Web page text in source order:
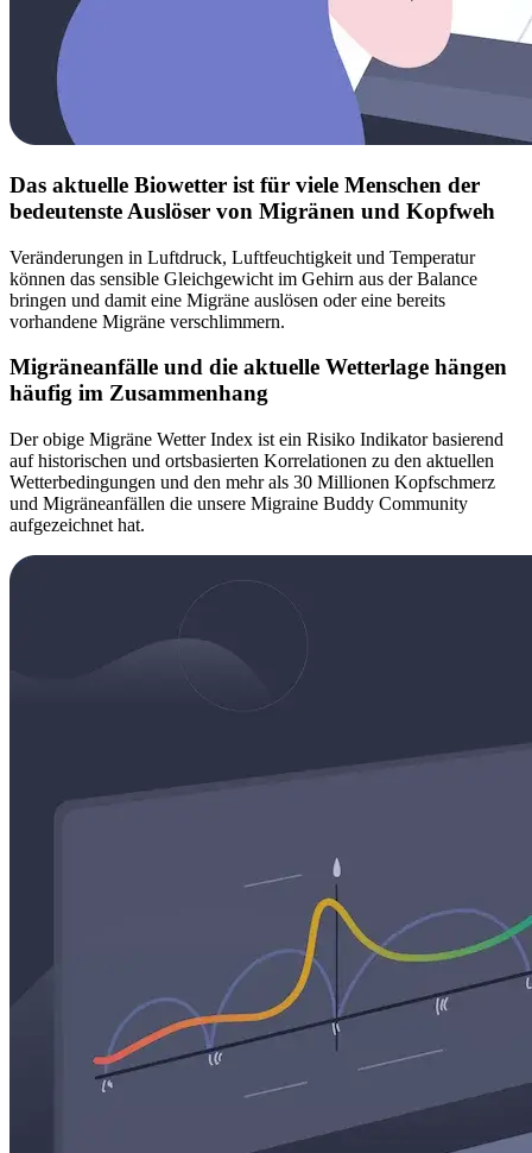
Das aktuelle Biowetter ist für viele Menschen der
bedeutenste Auslöser von Migränen und Kopfweh
Veränderungen in Luftdruck, Luftfeuchtigkeit und Temperatur
können das sensible Gleichgewicht im Gehirn aus der Balance
bringen und damit eine Migräne auslösen oder eine bereits
vorhandene Migräne verschlimmern.
Migräneanfälle und die aktuelle Wetterlage hängen
häufig im Zusammenhang
Der obige Migräne Wetter Index ist ein Risiko Indikator basierend
auf historischen und ortsbasierten Korrelationen zu den aktuellen
Wetterbedingungen und den mehr als 30 Millionen Kopfschmerz
und Migräneanfällen die unsere Migraine Buddy Community
aufgezeichnet hat.